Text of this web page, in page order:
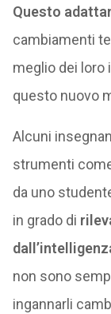
Questo
cambiamenti
meglio dei loro
questo nuovo
Alcuni
strumenti
da uno
in grado di
non sono
ingannarli